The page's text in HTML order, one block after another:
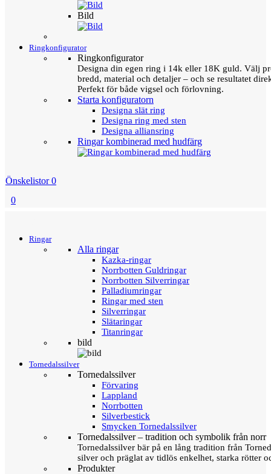
Bild
Ringkonfigurator
Ringkonfigurator
Designa din egen ring i 14k eller 18K guld. Välj
bredd, material och detaljer – och se resultatet
Perfekt för både vigsel och förlovning.
Starta konfiguratorn
Designa slät ring
Designa ring med sten
Designa alliansring
Ringar kombinerad med hudfärg
Önskelistor 0
0
Ringar
Alla ringar
Kazka-ringar
Norrbotten Guldringar
Norrbotten Silverringar
Palladiumringar
Ringar med sten
Silverringar
Slätaringar
Titanringar
bild
Tornedalssilver
Tornedalssilver
Förvaring
Lappland
Norrbotten
Silverbestick
Smycken Tornedalssilver
Tornedalssilver – tradition och symbolik från norr
Tornedalssilver bär på en lång tradition från
silver och präglat av tidlös enkelhet, starka rötter
Produkter